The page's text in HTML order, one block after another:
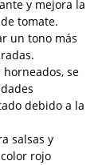
y mejora la
tomate.
un tono más
se
debido a la
salsas y
rojo